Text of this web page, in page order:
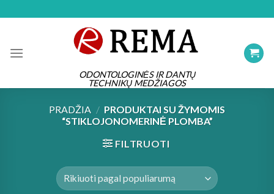
ODONTOLOGINĖS IR DANTŲ
TECHNIKŲ MEDŽIAGOS
PRADŽIA / PRODUKTAI SU ŽYMOMIS
“STIKLOJONOMERINĖ PLOMBA”
FILTRUOTI